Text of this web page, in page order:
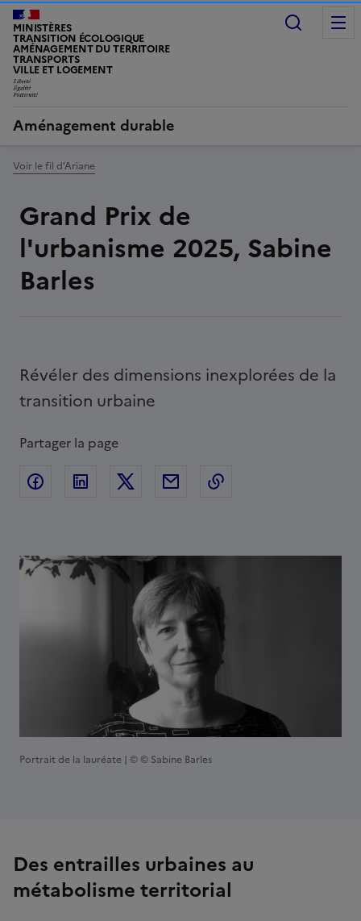
MINISTÈRES
TRANSITION ÉCOLOGIQUE
AMÉNAGEMENT DU TERRITOIRE
TRANSPORTS
VILLE ET LOGEMENT
LIBERTÉ, ÉGALITÉ, FRATERNITÉ
Aménagement durable
Voir le fil d’Ariane
Grand Prix de
l'urbanisme 2025, Sabine
Barles
Révéler des dimensions inexplorées de la
transition urbaine
Partager la page
Partager sur Facebook
Partager sur Linkedin
Partager sur Twitter
Partager par Email
Portrait de la lauréate | © © Sabine Barles
Des entrailles urbaines au
métabolisme territorial